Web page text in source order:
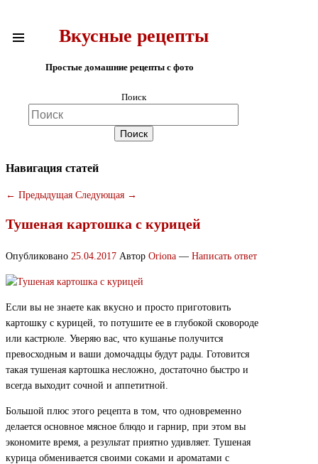
Вкусные рецепты
Простые домашние рецепты с фото
Поиск
Навигация статей
← Предыдущая Следующая →
Тушеная картошка с курицей
Опубликовано 25.04.2017 Автор Oriona — Написать ответ
Если вы не знаете как вкусно и просто приготовить
картошку с курицей, то потушите ее в глубокой сковороде
или кастрюле. Уверяю вас, что кушанье получится
превосходным и ваши домочадцы будут рады. Готовится
такая тушеная картошка несложно, достаточно быстро и
всегда выходит сочной и аппетитной.
Большой плюс этого рецепта в том, что одновременно
делается основное мясное блюдо и гарнир, при этом вы
экономите время, а результат приятно удивляет. Тушеная
курица обменивается своими соками и ароматами с